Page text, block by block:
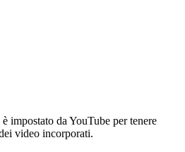
impostato da YouTube per tenere
video incorporati.